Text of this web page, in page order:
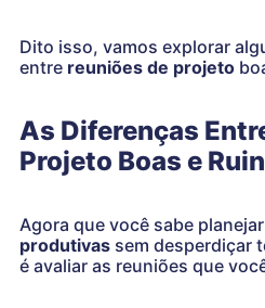
Dito isso, vamos explorar
entre reuniões de projeto
As Diferenças
Projeto Boas e
Agora que você sabe planejar
produtivas sem desperdiçar
é avaliar as reuniões que